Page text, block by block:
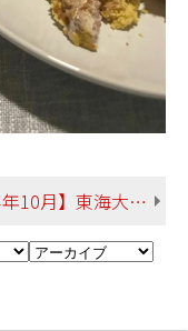
【2024年10月】東海大学（台湾） 金城さん 総合文化学部 社会文化学科